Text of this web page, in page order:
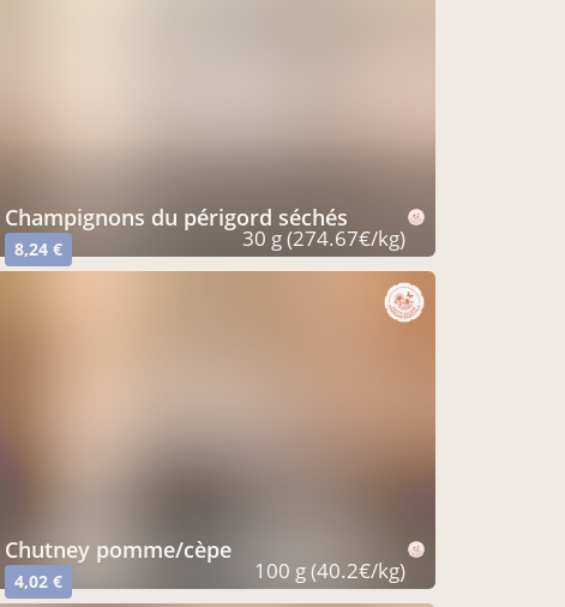
champignons du périgord séchés
8,24 € 30 g (274.67€/kg)
chutney pomme/cèpe
4,02 € 100 g (40.2€/kg)